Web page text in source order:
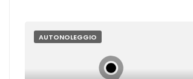
AUTONOLEGGIO